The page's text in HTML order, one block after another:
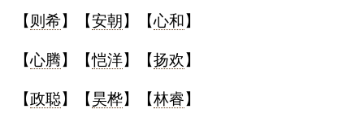
【 则希】【安朝 】【心和】
【心腾】【恺洋】【扬欢 】
【政聪】【昊桦】【林睿】